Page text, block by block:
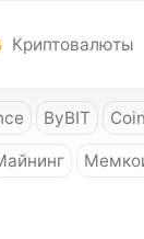
Криптовалюты
ByBIT